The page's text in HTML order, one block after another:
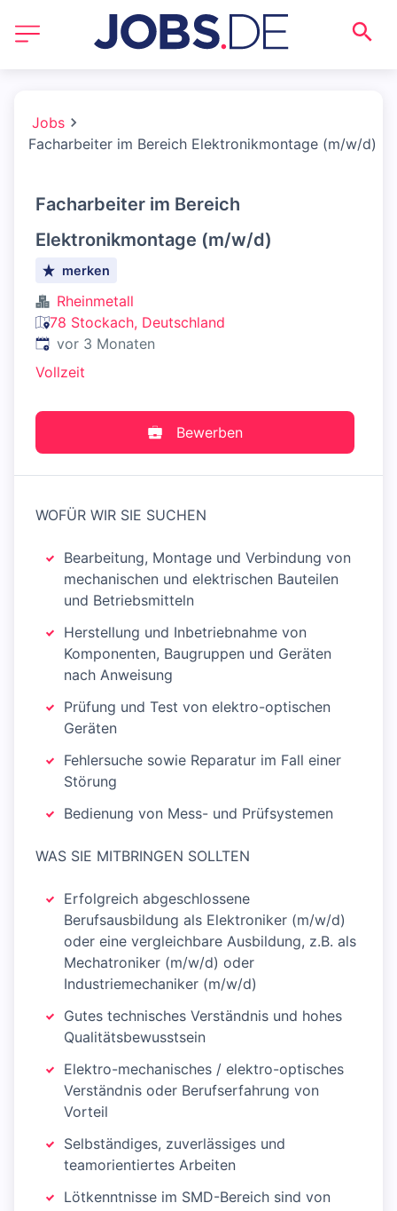
Jobs
Facharbeiter im Bereich Elektronikmontage (m/w/d)
Facharbeiter im Bereich
Elektronikmontage (m/w/d)
merken
Rheinmetall
78 Stockach, Deutschland
Veröffentlicht:
vor 3 Monaten
Vollzeit
Bewerben
WOFÜR WIR SIE SUCHEN
Bearbeitung, Montage und Verbindung von
mechanischen und elektrischen Bauteilen
und Betriebsmitteln
Herstellung und Inbetriebnahme von
Komponenten, Baugruppen und Geräten
nach Anweisung
Prüfung und Test von elektro-optischen
Geräten
Fehlersuche sowie Reparatur im Fall einer
Störung
Bedienung von Mess- und Prüfsystemen
WAS SIE MITBRINGEN SOLLTEN
Erfolgreich abgeschlossene
Berufsausbildung als Elektroniker (m/w/d)
oder eine vergleichbare Ausbildung, z.B. als
Mechatroniker (m/w/d) oder
Industriemechaniker (m/w/d)
Gutes technisches Verständnis und hohes
Qualitätsbewusstsein
Elektro-mechanisches / elektro-optisches
Verständnis oder Berufserfahrung von
Vorteil
Selbständiges, zuverlässiges und
teamorientiertes Arbeiten
Lötkenntnisse im SMD-Bereich sind von